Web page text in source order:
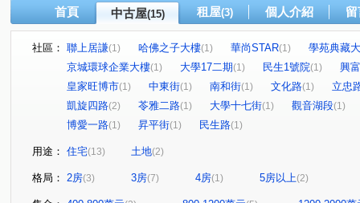
首頁 中古屋(15) 租屋(3) 個人介紹
社區： 聯上居謙(1) 哈佛之子大樓(1) 華尚STAR(1)
學苑典藏
京城環球企業大樓(1) 大學17二期(1) 民生1號院(1)
興
皇家旺博市(1) 中東街(1) 南和街(1) 文化路(1)
立忠
凱旋四路(2) 苓雅二路(1) 大學十七街(1) 觀音湖段(1)
博愛一路(1) 昇平街(1) 民生路(1)
用途： 住宅(13) 土地(2)
格局： 2房(3) 3房(7) 4房(1) 5房以上(2)